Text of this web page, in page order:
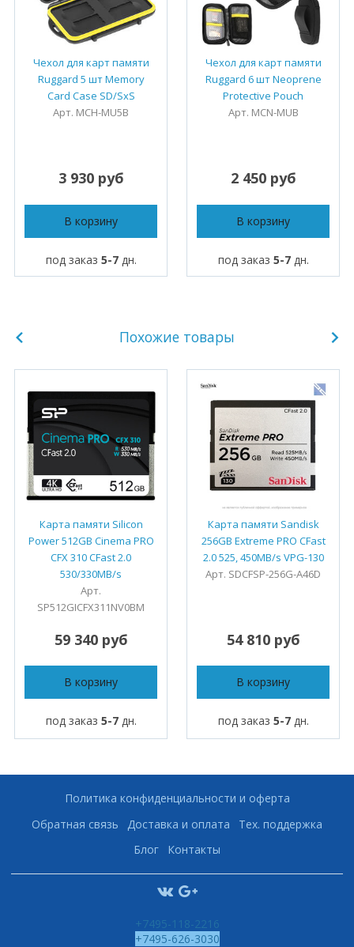
Чехол для карт памяти
Ruggard 5 шт Memory
Card Case SD/SxS
Арт. MCH-MU5B
3 930 руб
В корзину
под заказ 5-7дн.
Чехол для карт памяти
Ruggard 6 шт Neoprene
Protective Pouch
Арт. MCN-MUB
2 450 руб
В корзину
под заказ 5-7дн.
Похожие товары
Карта памяти Silicon
Power 512GB Cinema PRO
CFX 310 CFast 2.0
530/330MB/s
Арт.
SP512GICFX311NV0BM
59 340 руб
В корзину
под заказ 5-7дн.
Карта памяти Sandisk
256GB Extreme PRO CFast
2.0 525, 450MB/s VPG-130
Арт. SDCFSP-256G-A46D
54 810 руб
В корзину
под заказ 5-7дн.
Политика конфиденциальности и оферта
Обратная связь
Доставка и оплата
Тех. поддержка
Блог
Контакты
+7495-118-2216
+7495-626-3030